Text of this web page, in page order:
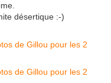
désertique :-)